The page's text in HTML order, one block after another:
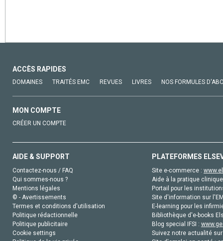
ACCÈS RAPIDES
DOMAINES TRAITÉS EMC REVUES LIVRES NOS FORMULES
MON COMPTE
CRÉER UN COMPTE
AIDE & SUPPORT
Contactez-nous / FAQ
Qui sommes-nous ?
Mentions légales
© - Avertissements
Termes et conditions d'utilisation
Politique rédactionnelle
Politique publicitaire
Cookie settings
PLATEFORMES
Site e-commerce :
Aide à la pratique
Portail pour les
Site d'information sur
E-learning pour les
Bibliothèque d'e-books
Blog special IFSI :
Suivez notre actualité